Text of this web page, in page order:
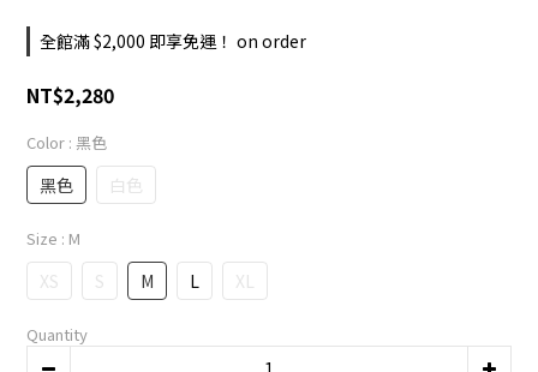
全館滿 $2,000 即享免運！ on order
NT$2,280
Color : 黑色
黑色 白色
Size : M
XS S M L XL
Quantity